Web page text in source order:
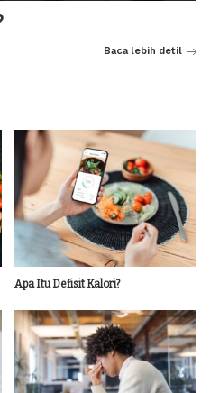
Baca lebih detil
Apa Itu Defisit Kalori?